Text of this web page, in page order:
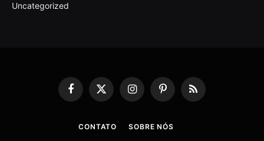
Uncategorized
Facebook
X
InstagramPinterestRSS
CONTATO
SOBRE NÓS